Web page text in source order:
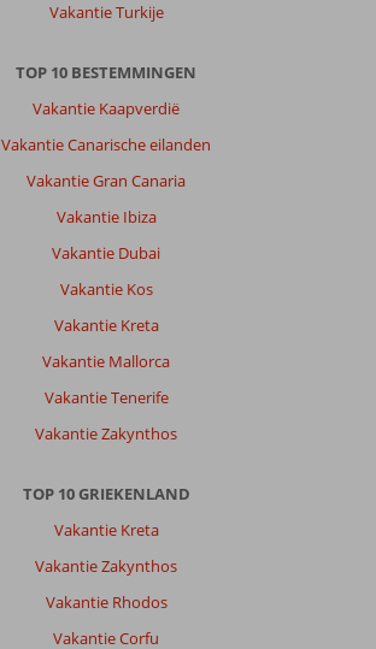
Vakantie Turkije
TOP 10 BESTEMMINGEN
Vakantie Kaapverdië
Vakantie Canarische eilanden
Vakantie Gran Canaria
Vakantie Ibiza
Vakantie Dubai
Vakantie Kos
Vakantie Kreta
Vakantie Mallorca
Vakantie Tenerife
Vakantie Zakynthos
TOP 10 GRIEKENLAND
Vakantie Kreta
Vakantie Zakynthos
Vakantie Rhodos
Vakantie Corfu